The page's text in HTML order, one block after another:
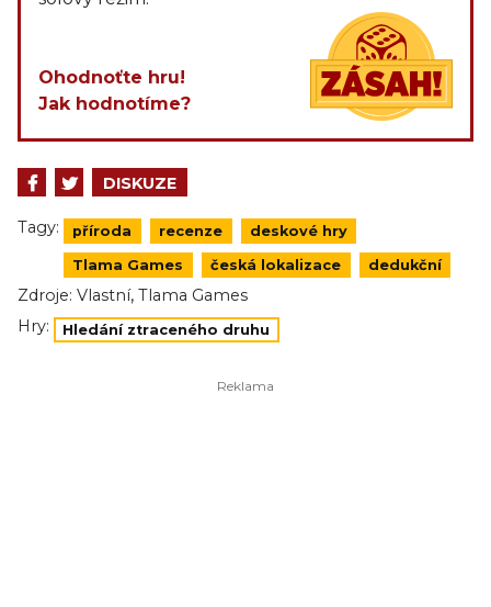
Ohodnoťte hru!
Jak hodnotíme?
DISKUZE
Tagy: příroda recenze deskové hry
Tlama Games česká lokalizace dedukční
Zdroje: Vlastní, Tlama Games
Hry:
Hledání ztraceného druhu